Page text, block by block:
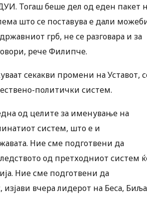
Тогаш беше дел од еден пакет
што се поставува е дали
грб, не се разговара и за
рече Филипче.
секакви промени на Уставот,
политички систем.
од целите за именување на
систем, што е и
Ние сме подготвени да
од претходниот систем
Ние сме подготвени да
вчера лидерот на Беса,